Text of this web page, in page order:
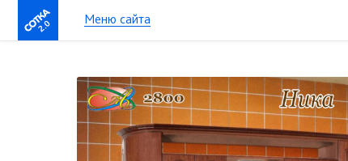
2.0 Меню сайта